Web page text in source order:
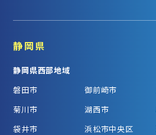
静岡県
静岡県西部地域
磐田市
御前崎市
菊川市
湖西市
袋井市
浜松市中央区